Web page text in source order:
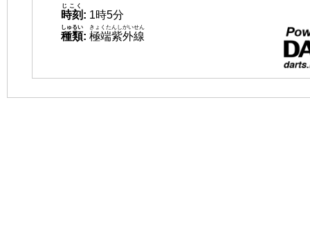
時刻
じこく
: 1時5分
種類
しゅるい
: 極端紫外線
きょくたんしがいせん